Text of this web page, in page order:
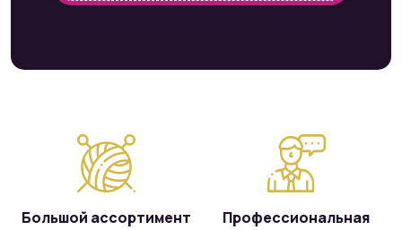
Большой ассортимент
Профессиональная